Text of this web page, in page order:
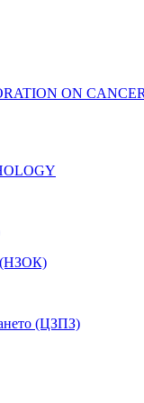
ON
(НЗОК)
(ЦЗПЗ)